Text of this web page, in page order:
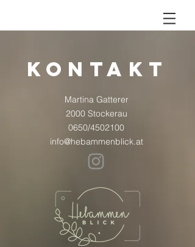
Kontakt
Martina Gatterer
2000 Stockerau
0650/4502100
info@hebammenblick.at